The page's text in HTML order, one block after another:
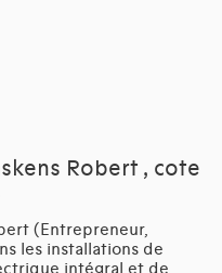
Robert , cote
(Entrepreneur,
les installations de
intégral et de